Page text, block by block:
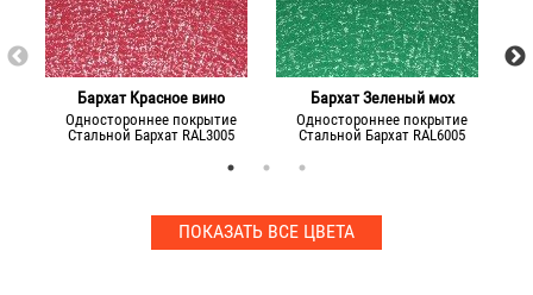
Бархат Красное вино
Одностороннее покрытие
Стальной Бархат RAL3005
Бархат Зеленый мох
Одностороннее покрытие
Стальной Бархат RAL6005
ПОКАЗАТЬ ВСЕ ЦВЕТА